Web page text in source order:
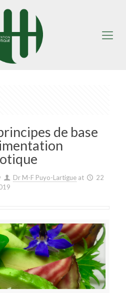
de base
Dr M-F Puyo-Lartigue at
22